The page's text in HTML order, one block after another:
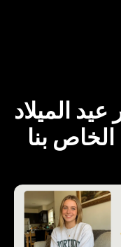
الميلاد
بنا